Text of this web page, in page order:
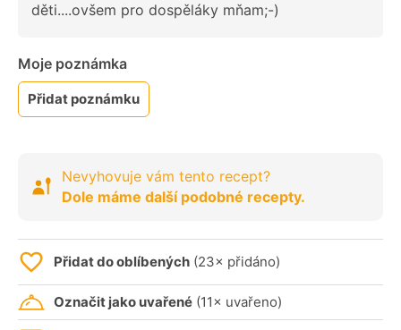
děti....ovšem pro dospěláky mňam;-)
Moje poznámka
Přidat poznámku
Nevyhovuje vám tento recept?
Dole máme další podobné recepty.
Přidat do oblíbených (23× přidáno)
Označit jako uvařené (11× uvařeno)